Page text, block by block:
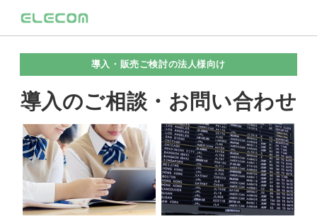
導入・販売ご検討の法人様向け
導入のご相談・お問い合わせ